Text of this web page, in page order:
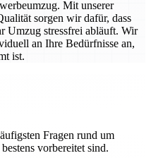
Mit unserer
sorgen wir dafür, dass
Umzug stressfrei abläuft. Wir
an Ihre Bedürfnisse an,
ist.
Fragen rund um
vorbereitet sind.